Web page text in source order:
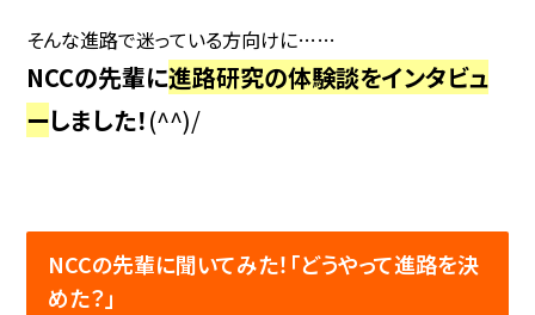
そんな進路で迷っている方向けに……
NCCの先輩に進路研究の体験談をインタビュ
ーしました！(^^)/
NCCの先輩に聞いてみた！「どうやって進路を決
めた？」